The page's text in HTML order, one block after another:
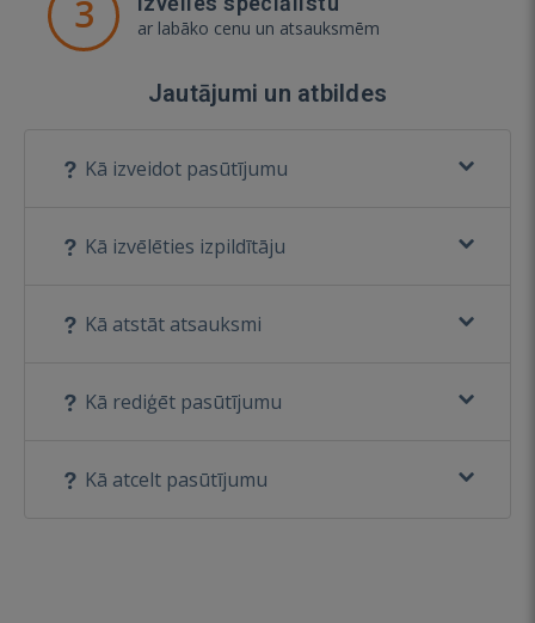
3 ar labāko cenu un atsauksmēm
Jautājumi un atbildes
Kā izveidot pasūtījumu
Kā izvēlēties izpildītāju
Kā atstāt atsauksmi
Kā rediģēt pasūtījumu
Kā atcelt pasūtījumu